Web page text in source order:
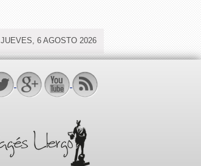
JUEVES, 6 AGOSTO 2026